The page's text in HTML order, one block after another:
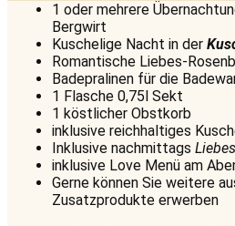
1 oder mehrere
Bergwirt
Kuschelige Nacht in der
Romantische Liebes-
Badepralinen für die
1 Flasche 0,75l Sekt
1 köstlicher Obstkorb
inklusive reichhaltiges
Inklusive nachmittags
inklusive Love Menü am
Gerne können Sie weitere
Zusatzprodukte erwerben